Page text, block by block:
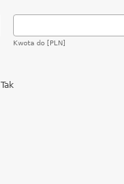
Kwota do [PLN]
Tak